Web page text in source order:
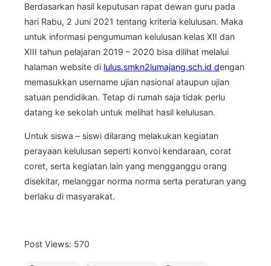
Berdasarkan hasil keputusan rapat dewan guru pada
hari Rabu, 2 Juni 2021 tentang kriteria kelulusan. Maka
untuk informasi pengumuman kelulusan kelas XII dan
XIII tahun pelajaran 2019 – 2020 bisa dilihat melalui
halaman website di lulus.smkn2lumajang.sch.id dengan
memasukkan username ujian nasional ataupun ujian
satuan pendidikan. Tetap di rumah saja tidak perlu
datang ke sekolah untuk melihat hasil kelulusan.
Untuk siswa – siswi dilarang melakukan kegiatan
perayaan kelulusan seperti konvoi kendaraan, corat
coret, serta kegiatan lain yang mengganggu orang
disekitar, melanggar norma norma serta peraturan yang
berlaku di masyarakat.
Post Views: 570